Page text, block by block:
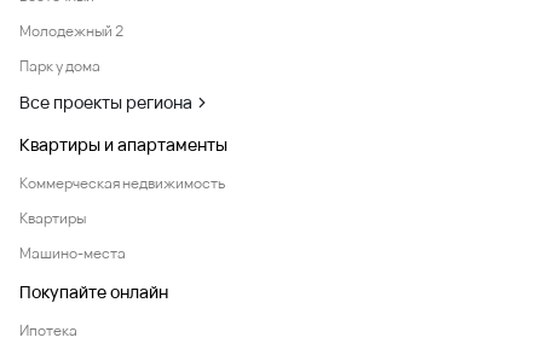
Молодежный 2
Парк у дома
Все проекты региона
Квартиры и апартаменты
Коммерческая недвижимость
Квартиры
Машино-места
Покупайте онлайн
Ипотека